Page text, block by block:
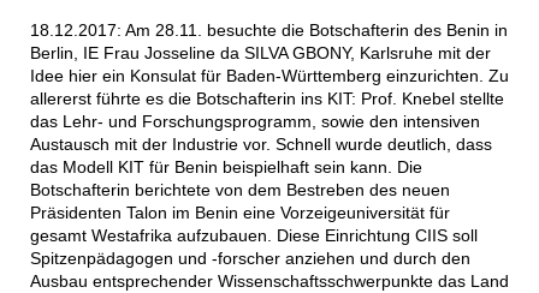
18.12.2017: Am 28.11. besuchte die Botschafterin des Benin in
Berlin, IE Frau Josseline da SILVA GBONY, Karlsruhe mit der
Idee hier ein Konsulat für Baden-Württemberg einzurichten. Zu
allererst führte es die Botschafterin ins KIT: Prof. Knebel stellte
das Lehr- und Forschungsprogramm, sowie den intensiven
Austausch mit der Industrie vor. Schnell wurde deutlich, dass
das Modell KIT für Benin beispielhaft sein kann. Die
Botschafterin berichtete von dem Bestreben des neuen
Präsidenten Talon im Benin eine Vorzeigeuniversität für
gesamt Westafrika aufzubauen. Diese Einrichtung CIIS soll
Spitzenpädagogen und -forscher anziehen und durch den
Ausbau entsprechender Wissenschaftsschwerpunkte das Land